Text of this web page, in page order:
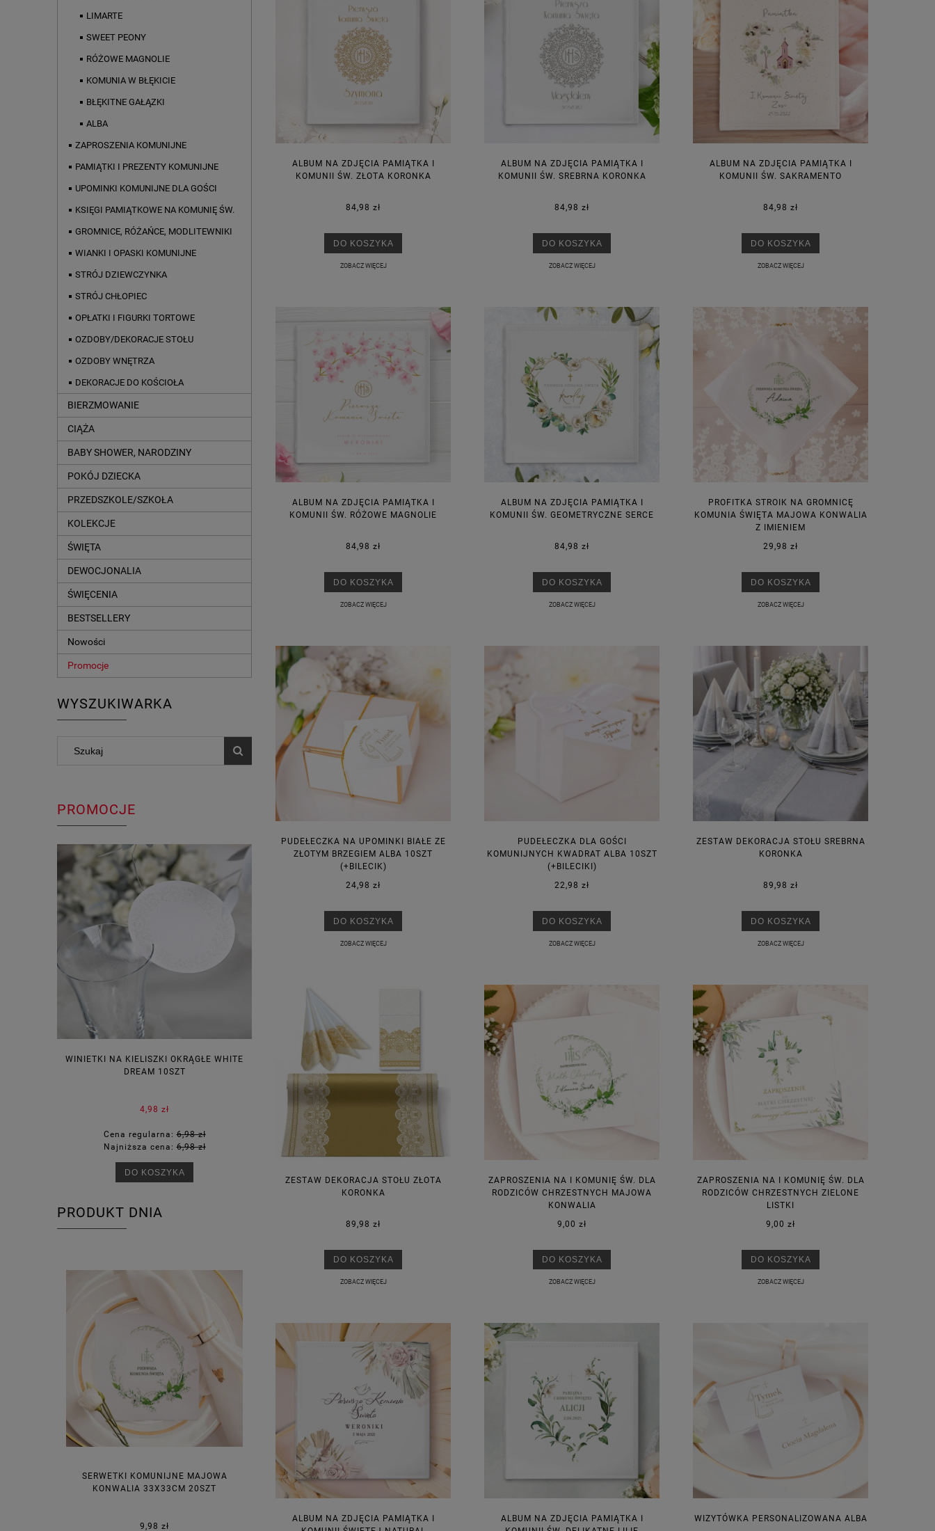
LIMARTE
SWEET PEONY
RÓŻOWE MAGNOLIE
KOMUNIA W BŁĘKICIE
BŁĘKITNE GAŁĄZKI
ALBA
ZAPROSZENIA KOMUNIJNE
PAMIĄTKI I PREZENTY KOMUNIJNE
UPOMINKI KOMUNIJNE DLA GOŚCI
KSIĘGI PAMIĄTKOWE NA KOMUNIĘ ŚW.
GROMNICE, RÓŻAŃCE, MODLITEWNIKI
WIANKI I OPASKI KOMUNIJNE
STRÓJ DZIEWCZYNKA
STRÓJ CHŁOPIEC
OPŁATKI I FIGURKI TORTOWE
OZDOBY/DEKORACJE STOŁU
OZDOBY WNĘTRZA
DEKORACJE DO KOŚCIOŁA
BIERZMOWANIE
CIĄŻA
BABY SHOWER, NARODZINY
POKÓJ DZIECKA
PRZEDSZKOLE/SZKOŁA
KOLEKCJE
ŚWIĘTA
DEWOCJONALIA
ŚWIĘCENIA
BESTSELLERY
Nowości
Promocje
WYSZUKIWARKA
PROMOCJE
WINIETKI NA KIELISZKI OKRĄGŁE WHITE
DREAM 10SZT
4,98 zł
Cena regularna:6,98 zł
Najniższa cena:6,98 zł
DO KOSZYKA
PUDEŁECZKA PODZIĘKOWANIE ZŁOTA
KORONKA KWADRAT 10SZT
Cena regularna:
9,98 zł
Najniższa cena:
3,00 zł
GIRLANDA BIAŁE PIÓRKA ZE ZŁOTEM
4,30 zł
Cena regularna:
Najniższa cena:
PRODUKT DNIA
SERWETKI KOMUNIJNE MAJOWA
KONWALIA 33X33CM 20SZT
9,98 zł
ALBUM NA ZDJĘCIA PAMIĄTKA I
KOMUNII ŚW. ZŁOTA KORONKA
84,98 zł
DO KOSZYKA
ZOBACZ WIĘCEJ
ALBUM NA ZDJĘCIA PAMIĄTKA I
KOMUNII ŚW. SREBRNA KORONKA
84,98 zł
DO KOSZYKA
ZOBACZ WIĘCEJ
ALBUM NA ZDJĘCIA PAMIĄTKA I
KOMUNII ŚW. SAKRAMENTO
84,98 zł
DO KOSZYKA
ZOBACZ WIĘCEJ
ALBUM NA ZDJĘCIA PAMIĄTKA I
KOMUNII ŚW. RÓŻOWE MAGNOLIE
84,98 zł
DO KOSZYKA
ZOBACZ WIĘCEJ
ALBUM NA ZDJĘCIA PAMIĄTKA I
KOMUNII ŚW. GEOMETRYCZNE SERCE
84,98 zł
DO KOSZYKA
ZOBACZ WIĘCEJ
PROFITKA STROIK NA GROMNICĘ
KOMUNIA ŚWIĘTA MAJOWA KONWALIA
Z IMIENIEM
29,98 zł
DO KOSZYKA
ZOBACZ WIĘCEJ
PUDEŁECZKA NA UPOMINKI BIAŁE ZE
ZŁOTYM BRZEGIEM ALBA 10SZT
(+BILECIK)
24,98 zł
DO KOSZYKA
ZOBACZ WIĘCEJ
PUDEŁECZKA DLA GOŚCI
KOMUNIJNYCH KWADRAT ALBA 10SZT
(+BILECIKI)
22,98 zł
DO KOSZYKA
ZOBACZ WIĘCEJ
ZESTAW DEKORACJA STOŁU SREBRNA
KORONKA
89,98 zł
DO KOSZYKA
ZOBACZ WIĘCEJ
ZESTAW DEKORACJA STOŁU ZŁOTA
KORONKA
89,98 zł
DO KOSZYKA
ZOBACZ WIĘCEJ
ZAPROSZENIA NA I KOMUNIĘ ŚW. DLA
RODZICÓW CHRZESTNYCH MAJOWA
KONWALIA
9,00 zł
DO KOSZYKA
ZOBACZ WIĘCEJ
ZAPROSZENIA NA I KOMUNIĘ ŚW. DLA
RODZICÓW CHRZESTNYCH ZIELONE
LISTKI
9,00 zł
DO KOSZYKA
ZOBACZ WIĘCEJ
ALBUM NA ZDJĘCIA PAMIĄTKA I
ALBUM NA ZDJĘCIA PAMIĄTKA I
WIZYTÓWKA PERSONALIZOWANA ALBA